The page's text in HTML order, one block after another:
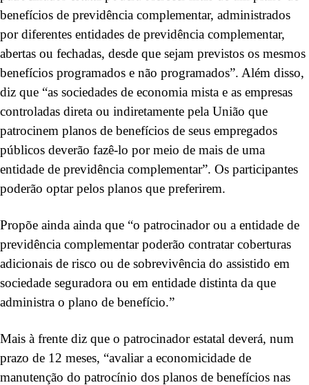
benefícios de previdência complementar, administrados
por diferentes entidades de previdência complementar,
abertas ou fechadas, desde que sejam previstos os mesmos
benefícios programados e não programados”. Além disso,
diz que “as sociedades de economia mista e as empresas
controladas direta ou indiretamente pela União que
patrocinem planos de benefícios de seus empregados
públicos deverão fazê-lo por meio de mais de uma
entidade de previdência complementar”. Os participantes
poderão optar pelos planos que preferirem.
Propõe ainda ainda que “o patrocinador ou a entidade de
previdência complementar poderão contratar coberturas
adicionais de risco ou de sobrevivência do assistido em
sociedade seguradora ou em entidade distinta da que
administra o plano de benefício.”
Mais à frente diz que o patrocinador estatal deverá, num
prazo de 12 meses, “avaliar a economicidade de
manutenção do patrocínio dos planos de benefícios nas